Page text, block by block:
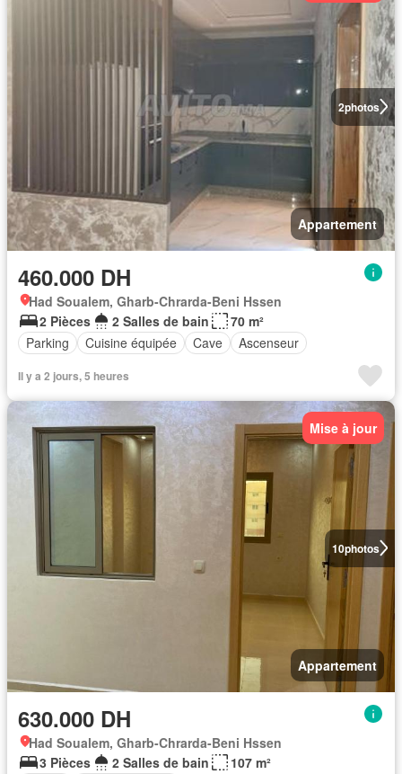
2photos
Appartement
460.000 DH
Had Soualem, Gharb-Chrarda-Beni Hssen
2 Pièces
2 Salles de bain
70 m²
Parking
Cuisine équipée Cave Ascenseur
Il y a 2 jours, 5 heures
10photos
Mise à jour
Appartement
630.000 DH
Had Soualem, Gharb-Chrarda-Beni Hssen
3 Pièces
2 Salles de bain
107 m²